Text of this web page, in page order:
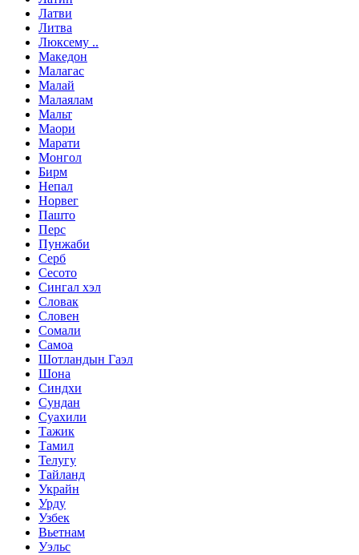
Латви
Литва
Люксему ..
Македон
Малагас
Малай
Малаялам
Мальт
Маори
Марати
Монгол
Бирм
Непал
Норвег
Пашто
Перс
Пунжаби
Серб
Сесото
Сингал хэл
Словак
Словен
Сомали
Самоа
Шотландын Гаэл
Шона
Синдхи
Сундан
Суахили
Тажик
Тамил
Телугу
Тайланд
Украйн
Урду
Узбек
Вьетнам
Уэльс